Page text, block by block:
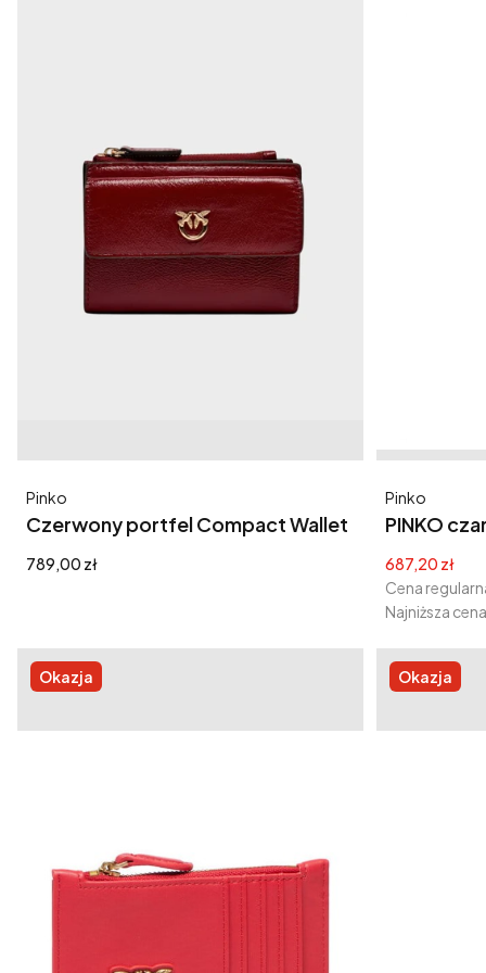
Czerwony portfel Compact Wallet
Producent
Pinko
Cena
789,00 zł
PINKO
Producent
Pinko
Cena
687,20 zł
Cena
Najniższa
Okazja Okazja